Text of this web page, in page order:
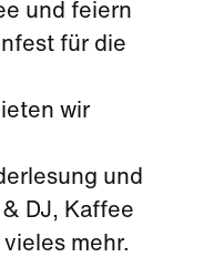
und feiern
für die
wir
und
DJ, Kaffee
mehr.